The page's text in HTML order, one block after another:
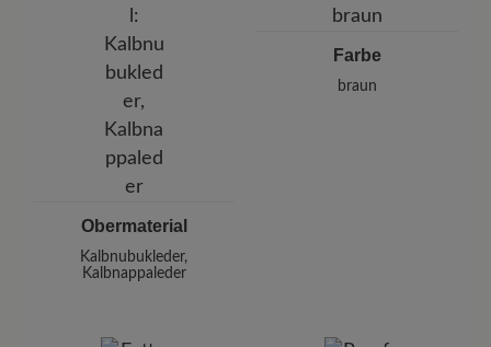
E-mail:
kundenbetreuung@baer-schuhe.de
Obermaterial
Kalbnubukleder,
Kalbnappaleder
Farbe
braun